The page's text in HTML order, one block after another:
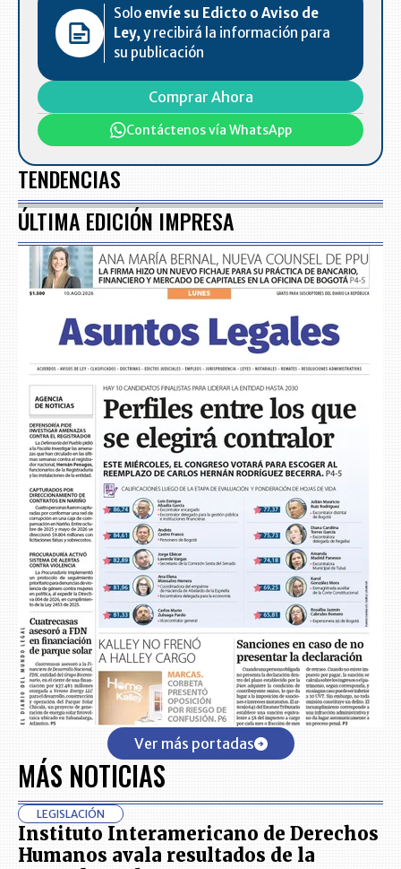
Solo envíe su Edicto o Aviso de
Ley,y recibirá la información para
su publicación
Comprar Ahora
Contáctenos vía WhatsApp
TENDENCIAS
ÚLTIMA EDICIÓN IMPRESA
Ver más portadas
MÁS NOTICIAS
LEGISLACIÓN
Instituto Interamericano de Derechos
Humanos avala resultados de la